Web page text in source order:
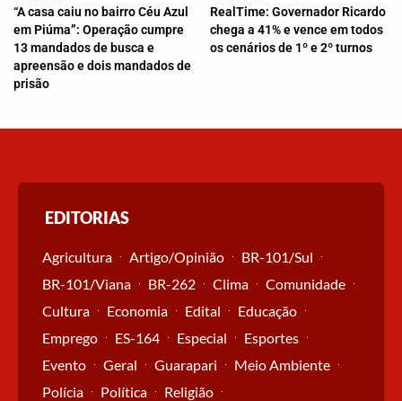
“A casa caiu no bairro Céu Azul
em Piúma”: Operação cumpre
13 mandados de busca e
apreensão e dois mandados de
prisão
RealTime: Governador Ricardo
chega a 41% e vence em todos
os cenários de 1º e 2º turnos
EDITORIAS
Agricultura Artigo/Opinião
BR-101/Sul
BR-101/Viana
BR-262 Clima
Comunidade
Cultura
Economia Edital
Educação
Emprego
ES-164 Especial
Esportes
Evento
Geral Guarapari
Meio Ambiente
Polícia
Política
Religião